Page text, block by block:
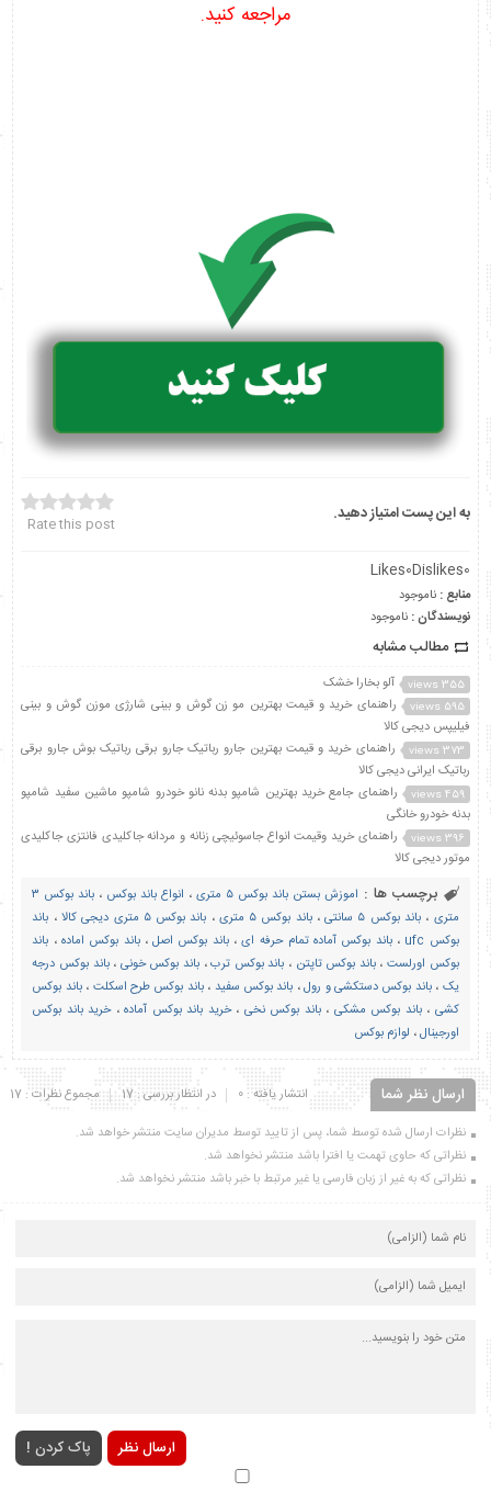
مراجعه کنید.
به این پست امتیاز دهید. Rate this post
Likes0Dislikes0
منابع : ناموجود
نویسندگان : ناموجود
مطالب مشابه
355 views آلو بخارا خشک
595 views
راهنمای خرید و قیمت بهترین مو زن گوش و بینی شارژی موزن گوش و بینی
فیلیپس دیجی کالا
373 views
راهنمای خرید و قیمت بهترین جارو رباتیک جارو برقی رباتیک بوش جارو برقی
رباتیک ایرانی دیجی کالا
459 views
راهنمای جامع خرید بهترین شامپو بدنه نانو خودرو شامپو ماشین سفید شامپو
بدنه خودرو خانگی
396 views
راهنمای خرید وقیمت انواع جاسوئیچی زنانه و مردانه جاکلیدی فانتزی جاکلیدی
موتور دیجی کالا
برچسب ها : اموزش بستن باند بوکس ۵ متری ، انواع باند بوکس ،
باند بوکس ۳
متری ، باند بوکس ۵ سانتی ،باند بوکس ۵ متری ، باند بوکس ۵ متری دیجی کالا ، باند
بوکس ufc
،باند بوکس آماده تمام حرفه ای،باند بوکس اصل،باند بوکس اماده، باند
بوکس اورلست ،باند بوکس تاپتن ، باند بوکس ترب، باند بوکس خونی ،باند بوکس درجه
یک ،باند بوکس دستکشی و رول، باند بوکس سفید ،باند بوکس طرح اسکلت ،باند بوکس
کشی ،باند بوکس مشکی ،باند بوکس نخی ،خرید باند بوکس آماده،خرید باند بوکس
اورجینال، لوازم بوکس
ارسال نظر شما مجموع نظرات : 17 در انتظار بررسی : 17
انتشار یافته : 0
نظرات ارسال شده توسط شما، پس از تایید توسط مدیران سایت منتشر خواهد شد.
نظراتی که حاوی تهمت یا افترا باشد منتشر نخواهد شد.
نظراتی که به غیر از زبان فارسی یا غیر مرتبط با خبر باشد منتشر نخواهد شد.
ارسال نظر پاک کردن !